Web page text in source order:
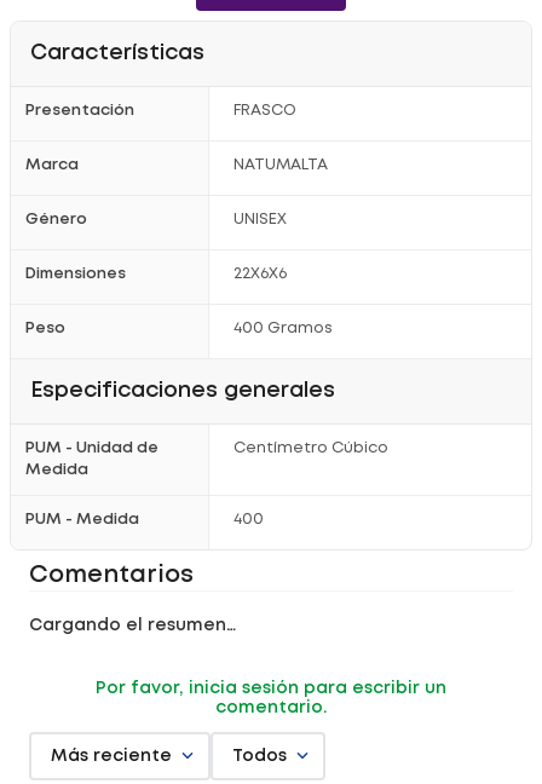
Características
Presentación FRASCO
Marca NATUMALTA
Género UNISEX
Dimensiones 22X6X6
Peso 400 Gramos
Especificaciones generales
PUM - Unidad de
Medida
Centímetro Cúbico
PUM - Medida 400
Comentarios
Cargando el resumen…
Por favor, inicia sesión para escribir un
comentario.
Más reciente Todos